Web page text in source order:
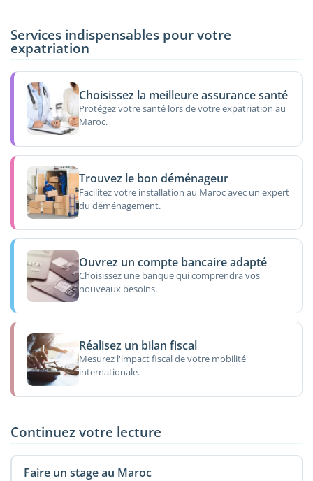
Services indispensables pour votre
expatriation
Choisissez la meilleure assurance santé
Protégez votre santé lors de votre expatriation au
Maroc.
Trouvez le bon déménageur
Facilitez votre installation au Maroc avec un expert
du déménagement.
Ouvrez un compte bancaire adapté
Choisissez une banque qui comprendra vos
nouveaux besoins.
Réalisez un bilan fiscal
Mesurez l'impact fiscal de votre mobilité
internationale.
Continuez votre lecture
Faire un stage au Maroc